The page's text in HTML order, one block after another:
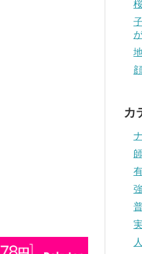
カ